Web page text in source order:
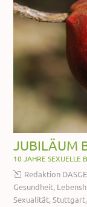
JUBILÄUM
10 JAHRE SEXUELLE
Redaktion
Gesundheit,
Sexualität,Stuttgart